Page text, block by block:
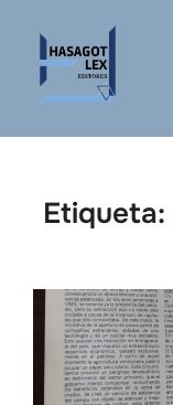
contenido
Etiqueta: